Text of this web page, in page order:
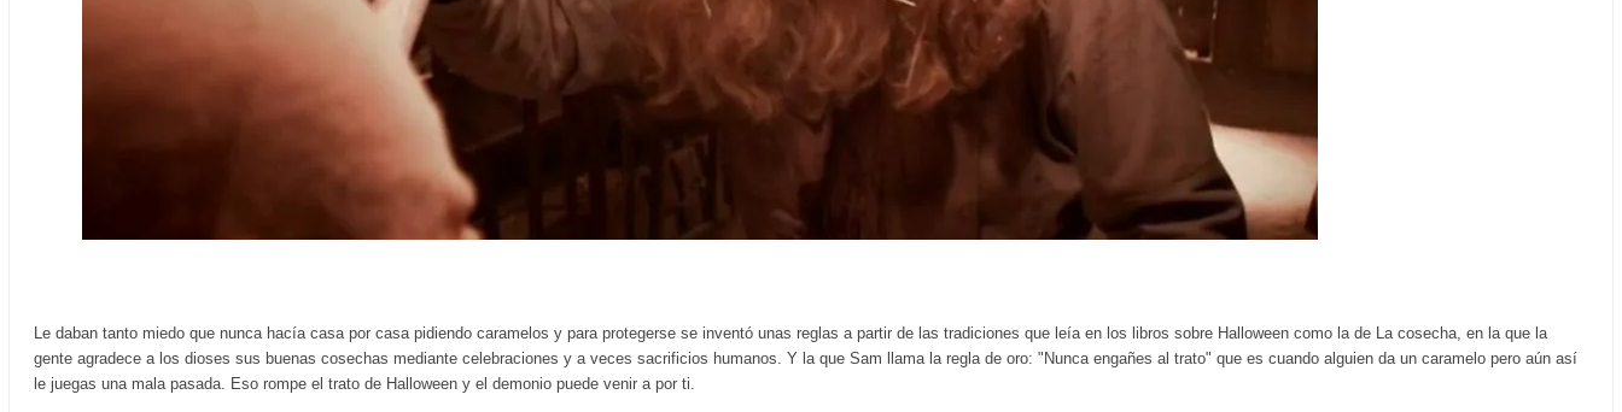
Le daban tanto miedo que nunca hacía casa por casa pidiendo caramelos y para protegerse se inventó unas reglas a partir de las tradiciones que leía en los libros sobre Halloween como la de La cosecha, en la que la
gente agradece a los dioses sus buenas cosechas mediante celebraciones y a veces sacrificios humanos. Y la que Sam llama la regla de oro: "Nunca engañes al trato" que es cuando alguien da un caramelo pero aún así
le juegas una mala pasada. Eso rompe el trato de Halloween y el demonio puede venir a por ti.